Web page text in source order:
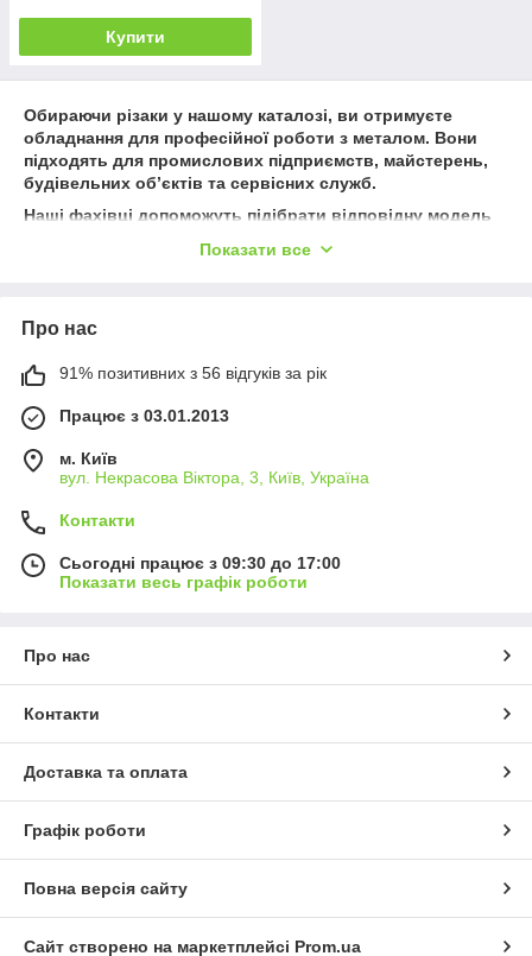
Купити
Обираючи різаки у нашому каталозі, ви отримуєте
обладнання для професійної роботи з металом. Вони
підходять для промислових підприємств, майстерень,
будівельних об’єктів та сервісних служб.
Наші фахівці допоможуть підібрати відповідну модель
забезпечуючи максимальну безпеку та ефективність
Показати все
Про нас
91% позитивних з 56 відгуків за рік
Працює з 03.01.2013
м. Київ
вул. Некрасова Віктора, 3, Київ, Україна
Контакти
Сьогодні працює з 09:30 до 17:00
Показати весь графік роботи
Про нас
Контакти
Доставка та оплата
Графік роботи
Повна версія сайту
Сайт створено на маркетплейсі Prom.ua